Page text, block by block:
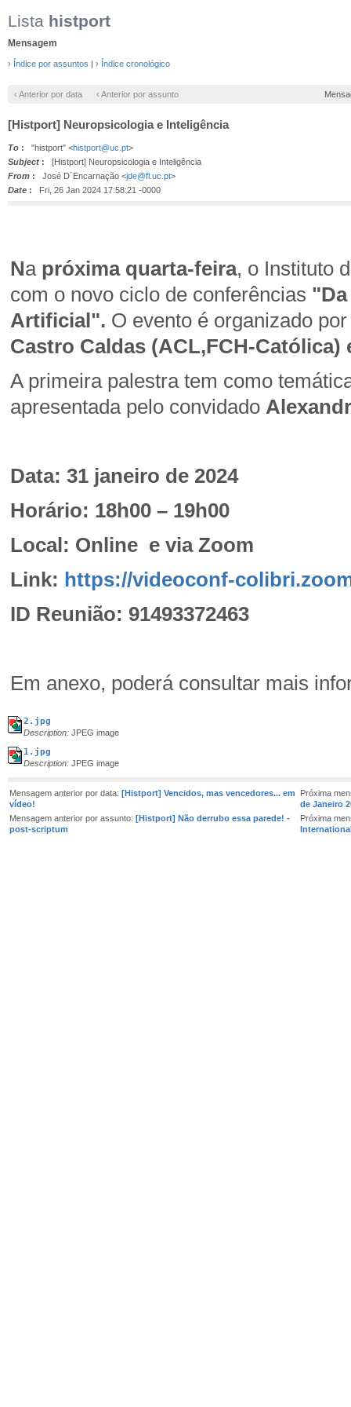
Lista histport
Mensagem
› Índice por assuntos | › Índice cronológico
‹ Anterior por data ‹ Anterior por assunto
[Histport] Neuropsicologia e Inteligência
To : "histport" <histport@uc.pt>
Subject : [Histport] Neuropsicologia e Inteligência
From : José D´Encarnação <jde@fl.uc.pt>
Date : Fri, 26 Jan 2024 17:58:21 -0000
Na próxima quarta-feira, o Instituto
com o novo ciclo de conferências
Artificial". O evento é organizado
Castro Caldas (ACL,FCH-Católica)
A primeira palestra tem como
apresentada pelo convidado
Data: 31 janeiro de 2024
Horário: 18h00 – 19h00
Local: Online e via Zoom
Link: https://videoconf-
ID Reunião: 91493372463
Em anexo, poderá consultar mais
2.jpg
Description: JPEG image
1.jpg
Description: JPEG image
Mensagem anterior por data: [Histport] Vencidos, mas vencedores... em
vídeo!
Próxima
de Janeiro
Mensagem anterior por assunto: [Histport] Não derrubo essa parede! -
post-scriptum
Próxima